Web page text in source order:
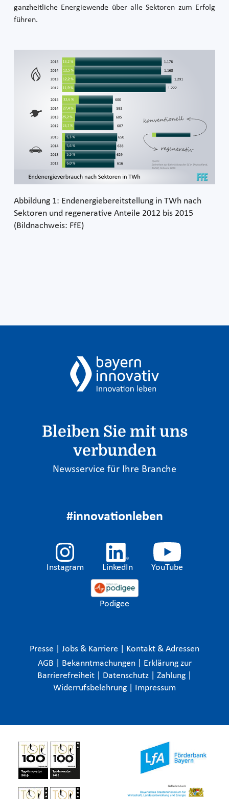
ganzheitliche Energiewende über alle Sektoren zum Erfolg
führen.
Abbildung 1: Endenergiebereitstellung in TWh nach
Sektoren und regenerative Anteile 2012 bis 2015
(Bildnachweis: FfE)
Bleiben Sie mit uns
verbunden
Newsservice für Ihre Branche
#innovationleben
Instagram LinkedIn YouTube
Podigee
Presse Jobs & Karriere
Kontakt & Adressen
AGB
Bekanntmachungen
Erklärung zur
Barrierefreiheit
Datenschutz Zahlung
Widerrufsbelehrung
Impressum